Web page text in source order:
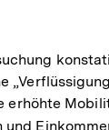
erhöhte
und